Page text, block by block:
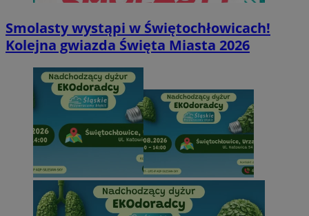
Smolasty wystąpi w Świętochłowicach!
Kolejna gwiazda Święta Miasta 2026